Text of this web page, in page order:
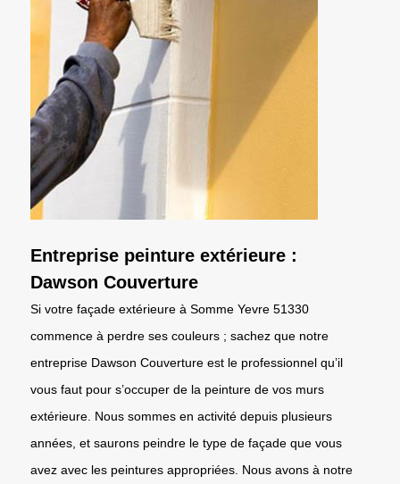
Entreprise peinture extérieure :
Dawson Couverture
Si votre façade extérieure à Somme Yevre 51330
commence à perdre ses couleurs ; sachez que notre
entreprise Dawson Couverture est le professionnel qu’il
vous faut pour s’occuper de la peinture de vos murs
extérieure. Nous sommes en activité depuis plusieurs
années, et saurons peindre le type de façade que vous
avez avec les peintures appropriées. Nous avons à notre